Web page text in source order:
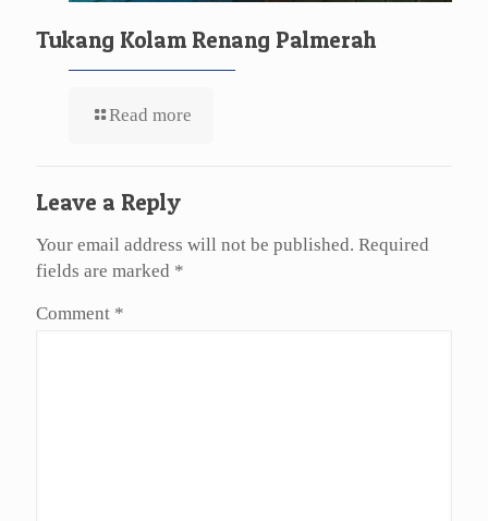
Tukang Kolam Renang Palmerah
Read more
Leave a Reply
Your email address will not be published. Required
fields are marked *
Comment *